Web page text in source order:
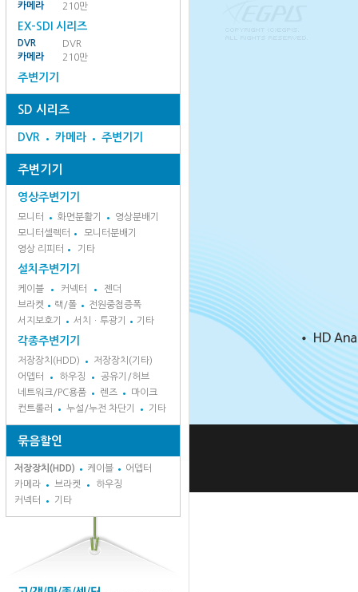
카메라
210만
EX-SDI 시리즈
DVR
DVR
카메라
210만
주변기기
SD 시리즈
DVR 카메라 주변기기
주변기기
영상주변기기
모니터 화면분활기
영상분배기
모니터셀렉터
모니터분배기
영상 리피터
기타
설치주변기기
케이블 커넥터
젠더
브라켓
랙/폴
전원중첩증폭
서지보호기
서치ㆍ투광기 기타
각종주변기기
저장장치(HDD)
저장장치(기타)
어뎁터
하우징
공유기/허브
네트워크/PC용품
렌즈
마이크
컨트롤러
누설/누전 차단기 기타
묶음할인
저장장치(HDD) 케이블
어뎁터
카메라
브라켓
하우징
커넥터
기타